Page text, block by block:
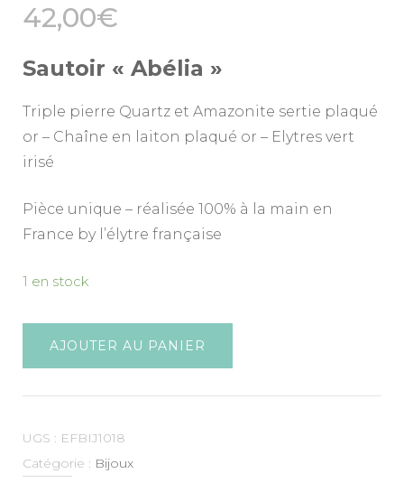
42,00€
Sautoir « Abélia »
Triple pierre Quartz et Amazonite sertie plaqué
or – Chaîne en laiton plaqué or – Elytres vert
irisé
Pièce unique – réalisée 100% à la main en
France by l’élytre française
1 en stock
AJOUTER AU PANIER
UGS : EFBIJ1018
Catégorie : Bijoux